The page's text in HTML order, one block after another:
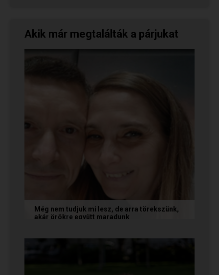
Akik már megtalálták a párjukat
Még nem tudjuk mi lesz, de arra törekszünk,
akár örökre együtt maradunk
nekünk, akiknél néhány találkozás után eldőlt